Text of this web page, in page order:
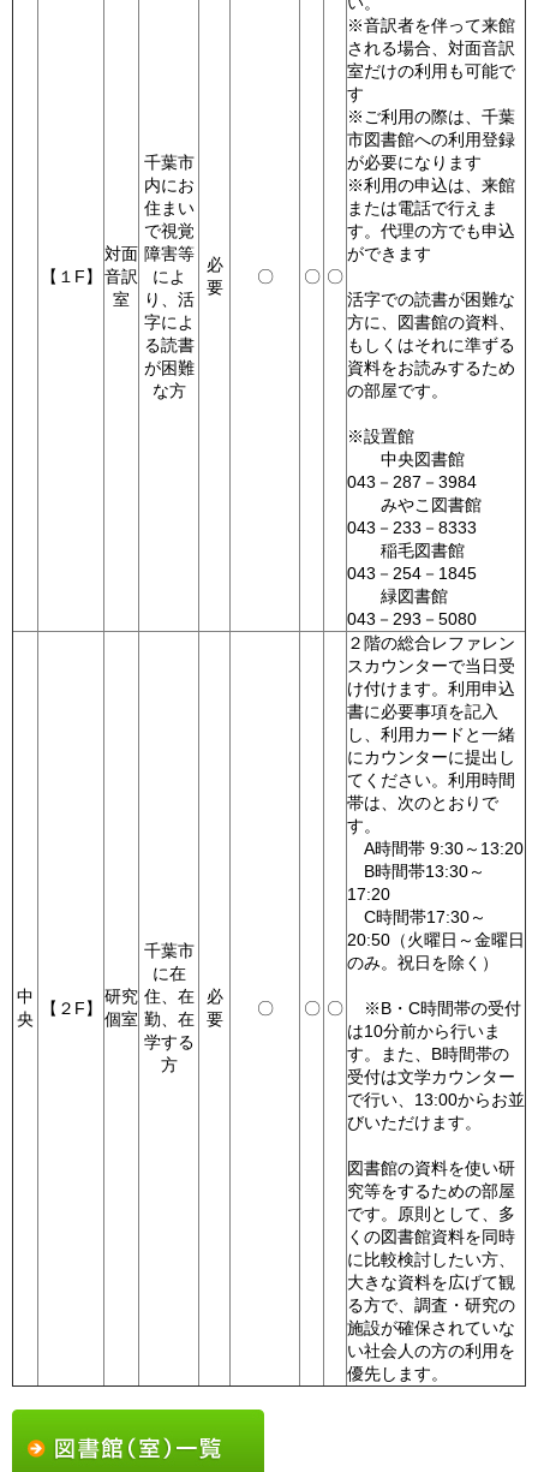
【１F】
対面
音訳
室
千葉市
内にお
住まい
で視覚
障害等
によ
り、活
字によ
る読書
が困難
な方
必
要
〇 〇 〇
※音訳者を伴って来館
される場合、対面音訳
室だけの利用も可能で
す
※ご利用の際は、千葉
市図書館への利用登録
が必要になります
※利用の申込は、来館
または電話で行えま
す。代理の方でも申込
ができます
活字での読書が困難な
方に、図書館の資料、
もしくはそれに準ずる
資料をお読みするため
の部屋です。
※設置館
中央図書館
043－287－3984
みやこ図書館
043－233－8333
稲毛図書館
043－254－1845
緑図書館
043－293－5080
中
央
【２F】
研究
個室
千葉市
に在
住、在
勤、在
学する
方
必
要
〇 〇 〇
２階の総合レファレン
スカウンターで当日受
け付けます。利用申込
書に必要事項を記入
し、利用カードと一緒
にカウンターに提出し
てください。利用時間
帯は、次のとおりで
す。
A時間帯 9:30～13:20
B時間帯13:30～
17:20
C時間帯17:30～
20:50（火曜日～金曜日
のみ。祝日を除く）
※B・C時間帯の受付
は10分前から行いま
す。また、B時間帯の
受付は文学カウンター
で行い、13:00からお並
びいただけます。
図書館の資料を使い研
究等をするための部屋
です。原則として、多
くの図書館資料を同時
に比較検討したい方、
大きな資料を広げて観
る方で、調査・研究の
施設が確保されていな
い社会人の方の利用を
優先します。